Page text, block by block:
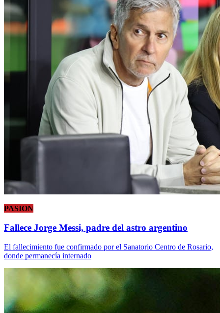
PASION
Fallece Jorge Messi, padre del astro argentino
El fallecimiento fue confirmado por el Sanatorio Centro de Rosario,
donde permanecía internado